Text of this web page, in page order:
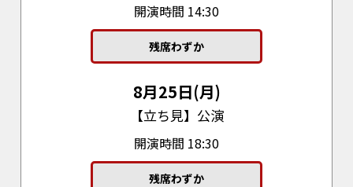
開演時間 14:30
残席わずか
8月25日(月)
【立ち見】公演
開演時間 18:30
残席わずか